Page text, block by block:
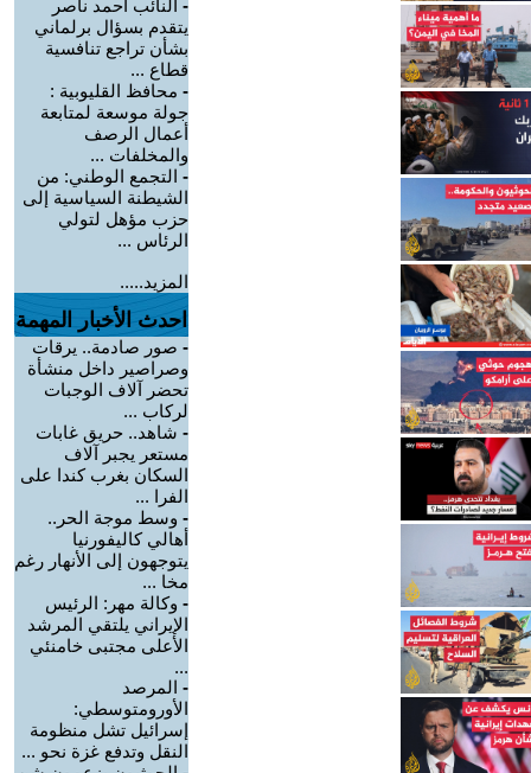
- النائب أحمد ناصر
يتقدم بسؤال برلماني
بشأن تراجع تنافسية
قطاع ...
- محافظ القليوبية :
جولة موسعة لمتابعة
أعمال الرصف
والمخلفات ...
- التجمع الوطني: من
الشيطنة السياسية إلى
حزب مؤهل لتولي
الرئاس ...
المزيد.....
احدث الأخبار المهمة
- صور صادمة.. يرقات
وصراصير داخل منشأة
تحضر آلاف الوجبات
لركاب ...
- شاهد.. حريق غابات
مستعر يجبر آلاف
السكان بغرب كندا على
الفرا ...
- وسط موجة الحر..
أهالي كاليفورنيا
يتوجهون إلى الأنهار رغم
مخا ...
- وكالة مهر: الرئيس
الإيراني يلتقي المرشد
الأعلى مجتبى خامنئي
...
- المرصد
الأورومتوسطي:
إسرائيل تشل منظومة
النقل وتدفع غزة نحو ...